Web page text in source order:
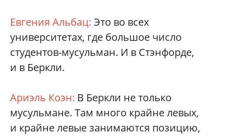
Евгения Альбац: Это во всех
университетах, где большое число
студентов-­мусульман. И в Стэнфорде,
и в Беркли.
Ариэль Коэн: В Беркли не только
мусульмане. Там много крайне левых,
и крайне левые занимаются позицию,